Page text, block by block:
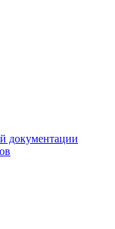
документации